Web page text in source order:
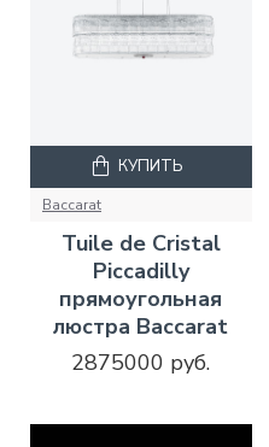
Baccarat
Tuile de Cristal
Piccadilly
прямоугольная
люстра Baccarat
2875000 руб.
КУПИТЬ